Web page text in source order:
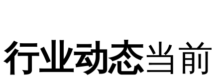
行业动态当前